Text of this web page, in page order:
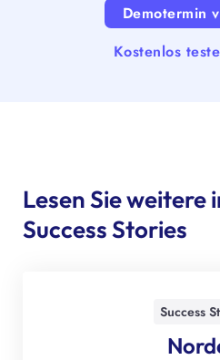
Demotermin
Kostenlos
Lesen Sie weitere
Success Stories
Success